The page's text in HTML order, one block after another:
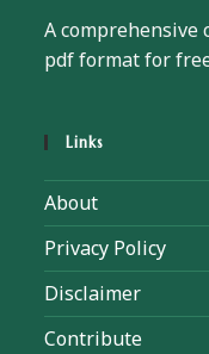
A comprehensive
pdf format for
Links
About
Privacy Policy
Disclaimer
Contribute